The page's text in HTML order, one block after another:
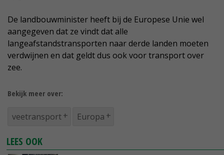
De landbouwminister heeft bij de Europese Unie wel
aangegeven dat ze vindt dat alle
langeafstandstransporten naar derde landen moeten
verdwijnen en dat geldt dus ook voor transport over
zee.
Bekijk meer over:
veetransport Europa
LEES OOK